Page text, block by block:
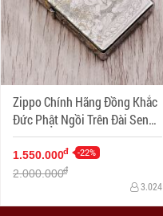
Zippo Chính Hãng Đồng Khắc
Đức Phật Ngồi Trên Đài Sen
Hoa Văn Tinh Tế Bản Chorme
1.550.000đ -22%
2.000.000đ
3.024